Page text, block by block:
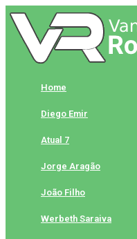
Skip
to
content
Home
Diego Emir
Atual 7
Jorge Aragão
João Filho
Werbeth Saraiva